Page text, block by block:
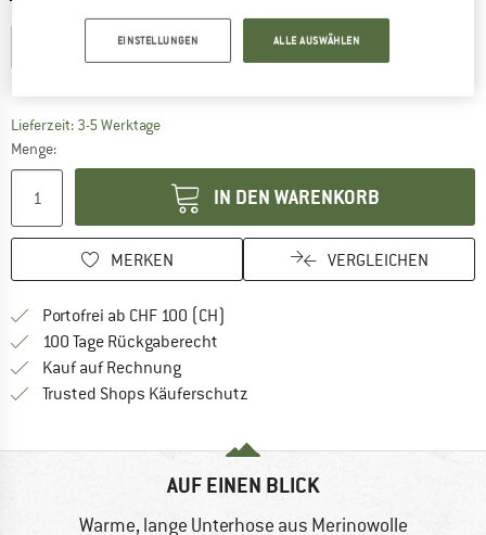
M XL XXL
Lieferzeit: 3-5 WerktageDer Link öffnet sich in einer Infobox und
Menge:
IN DEN WARENKORB
MERKEN VERGLEICHEN
Portofrei ab CHF 100 (CH)
100 Tage Rückgaberecht
Kauf auf RechnungFinde die Zahlungs-Infos hier! Öffnet
Trusted Shops Käuferschutz
AUF EINEN BLICK
Warme, lange Unterhose aus Merinowolle
EINSTELLUNGEN ALLE AUSWÄHLEN